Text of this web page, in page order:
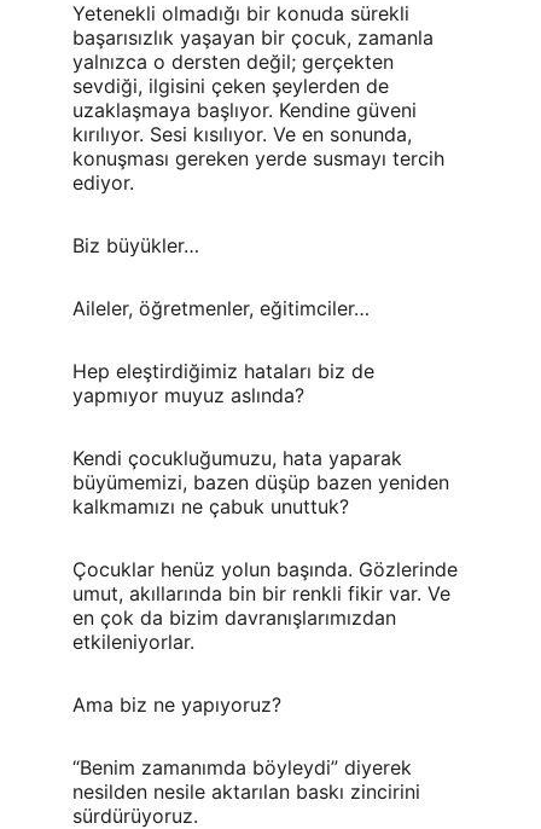
Yetenekli olmadığı bir konuda sürekli
başarısızlık yaşayan bir çocuk, zamanla
yalnızca o dersten değil; gerçekten
sevdiği, ilgisini çeken şeylerden de
uzaklaşmaya başlıyor. Kendine güveni
kırılıyor. Sesi kısılıyor. Ve en sonunda,
konuşması gereken yerde susmayı tercih
ediyor.
Biz büyükler…
Aileler, öğretmenler, eğitimciler…
Hep eleştirdiğimiz hataları biz de
yapmıyor muyuz aslında?
Kendi çocukluğumuzu, hata yaparak
büyümemizi, bazen düşüp bazen yeniden
kalkmamızı ne çabuk unuttuk?
Çocuklar henüz yolun başında. Gözlerinde
umut, akıllarında bin bir renkli fikir var. Ve
en çok da bizim davranışlarımızdan
etkileniyorlar.
Ama biz ne yapıyoruz?
“Benim zamanımda böyleydi” diyerek
nesilden nesile aktarılan baskı zincirini
sürdürüyoruz.